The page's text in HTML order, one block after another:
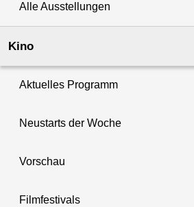
Alle Ausstellungen
Kino
Aktuelles Programm
Neustarts der Woche
Vorschau
Filmfestivals